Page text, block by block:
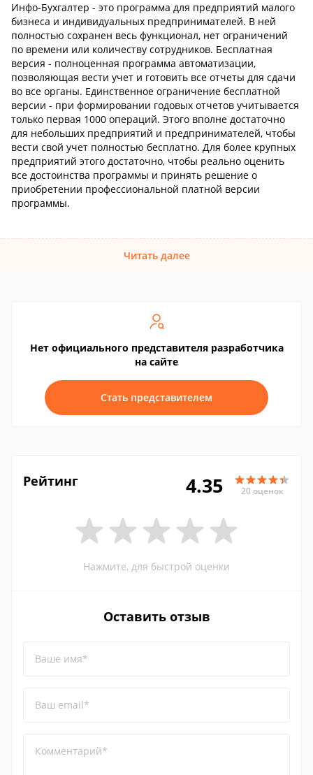
Инфо-Бухгалтер - это программа для предприятий малого
бизнеса и индивидуальных предпринимателей. В ней
полностью сохранен весь функционал, нет ограничений
по времени или количеству сотрудников. Бесплатная
версия - полноценная программа автоматизации,
позволяющая вести учет и готовить все отчеты для сдачи
во все органы. Единственное ограничение бесплатной
версии - при формировании годовых отчетов учитывается
только первая 1000 операций. Этого вполне достаточно
для небольших предприятий и предпринимателей, чтобы
вести свой учет полностью бесплатно. Для более крупных
предприятий этого достаточно, чтобы реально оценить
все достоинства программы и принять решение о
приобретении профессиональной платной версии
программы.
Читать далее
Нет официального представителя разработчика
на сайте
Стать представителем
Рейтинг 4.35 20 оценок
Нажмите, для быстрой оценки
Оставить отзыв
Ваше имя*
Ваш email*
Комментарий*